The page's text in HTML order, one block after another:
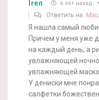
Iren 6 лет назад
Ответить на
Я нашла самый
Причем у меня уже
на каждый день, а
увлажняющей
увлажняющей
У дениски мне
салфетки